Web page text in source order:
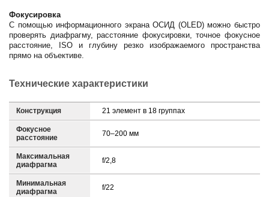
Фокусировка
С помощью информационного экрана ОСИД (OLED) можно быстро
проверять диафрагму, расстояние фокусировки, точное фокусное
расстояние, ISO и глубину резко изображаемого пространства
прямо на объективе.
Технические характеристики
Конструкция 21 элемент в 18 группах
Фокусное
расстояние
70–200 мм
Максимальная
диафрагма
f/2,8
Минимальная
диафрагма
f/22